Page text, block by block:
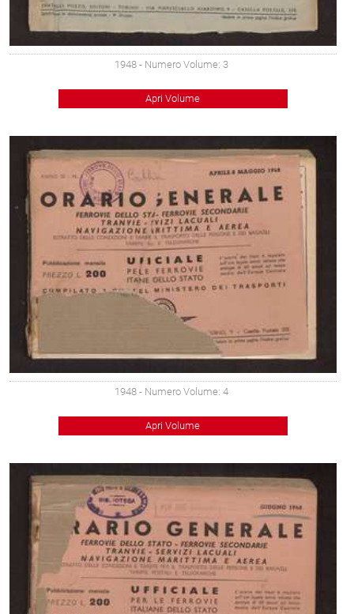
1948 - Numero Volume: 3
Apri Volume
1948 - Numero Volume: 4
Apri Volume